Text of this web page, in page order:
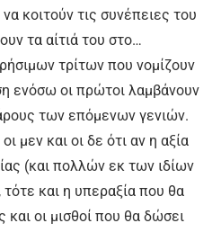
κοιτούν τις συνέπειες του
τα αίτιά του στο…
τρίτων που νομίζουν
ενόσω οι πρώτοι λαμβάνουν
των επόμενων γενιών.
μεν και οι δε ότι αν η αξία
(και πολλών εκ των ιδίων
τότε και η υπεραξία που θα
και οι μισθοί που θα δώσει